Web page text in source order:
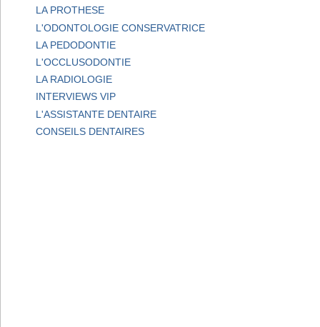
LA PROTHESE
L'ODONTOLOGIE CONSERVATRICE
LA PEDODONTIE
L'OCCLUSODONTIE
LA RADIOLOGIE
INTERVIEWS VIP
L'ASSISTANTE DENTAIRE
CONSEILS DENTAIRES